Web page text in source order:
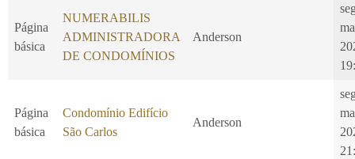
Página
básica
NUMERABILIS
ADMINISTRADORA
DE CONDOMÍNIOS
Anderson
Página
básica
Condomínio Edifício
São Carlos
Anderson